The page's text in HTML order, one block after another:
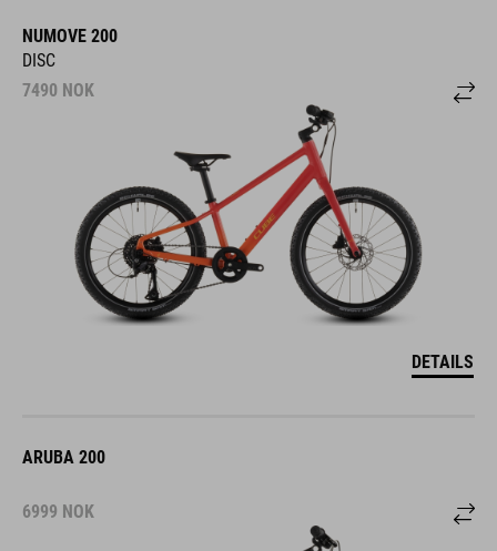
NUMOVE 200
DISC
7490 NOK
DETAILS
ARUBA 200
6999 NOK